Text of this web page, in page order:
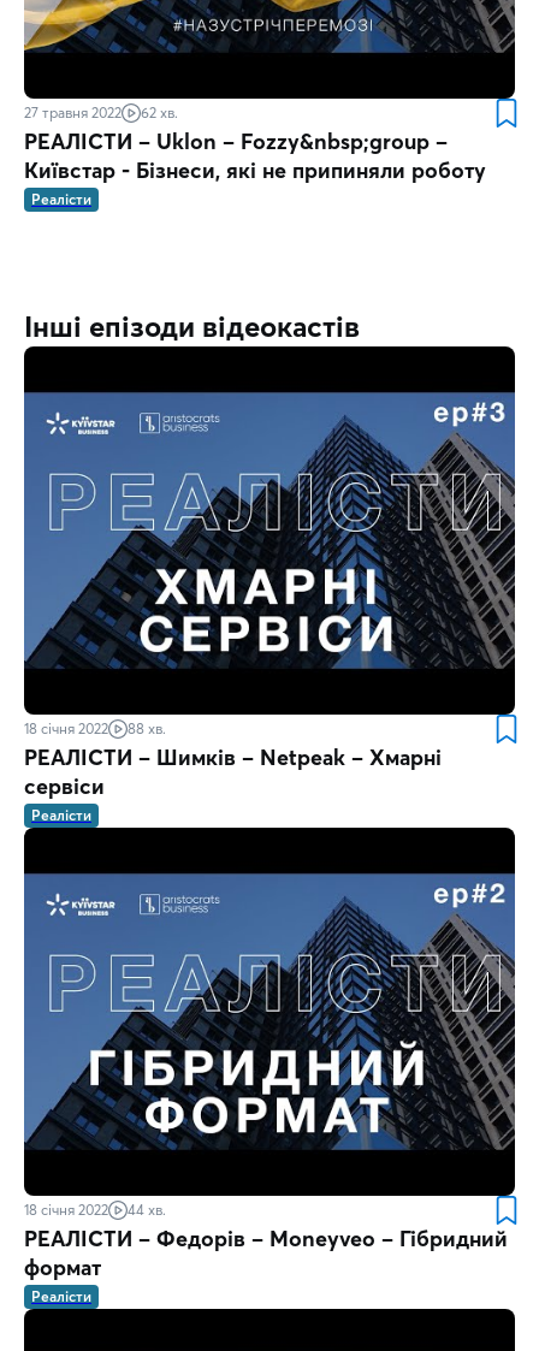
27 травня 2022 62 хв.
РЕАЛІСТИ – Uklon – Fozzy&nbsp;group –
Київстар - Бізнеси, які не припиняли роботу
Реалісти
Інші епізоди відеокастів
18 січня 2022 88 хв.
РЕАЛІСТИ – Шимків – Netpeak – Хмарні
сервіси
Реалісти
18 січня 2022 44 хв.
РЕАЛІСТИ – Федорів – Moneyveo – Гібридний
формат
Реалісти